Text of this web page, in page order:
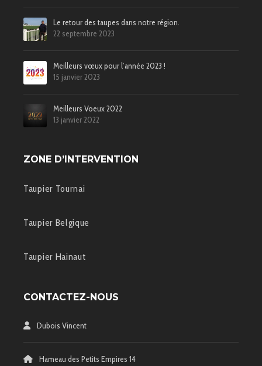
Le retour des taupes dans notre région.
22 septembre 2023
Meilleurs vœux pour l’année 2023 !
15 janvier 2023
Meilleurs Voeux 2022
13 janvier 2022
ZONE D’INTERVENTION
Taupier Tournai
Taupier Belgique
Taupier Hainaut
CONTACTEZ-NOUS
Dubois Vincent
Hameau des Petits Empires 14